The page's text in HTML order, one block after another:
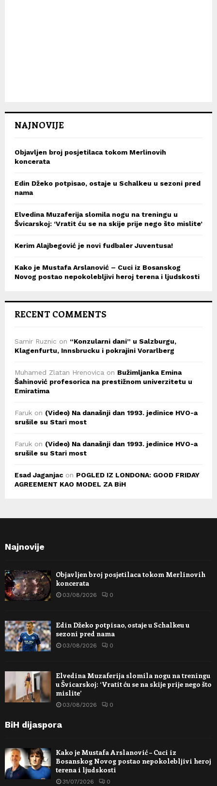
NAJNOVIJE
Objavljen broj posjetilaca tokom Merlinovih
koncerata
Edin Džeko potpisao, ostaje u Schalkeu u sezoni pred
nama
Elvedina Muzaferija slomila nogu na treningu u
Švicarskoj: ‘Vratit ću se na skije prije nego što mislite’
Kerim Alajbegović je novi fudbaler Juventusa!
Kako je Mustafa Arslanović – Cuci iz Bosanskog
Novog postao nepokolebljivi heroj terena i ljudskosti
RECENT COMMENTS
Samir Ruznic on “Konzularni dani” u Salzburgu,
Klagenfurtu, Innsbrucku i pokrajini Vorarlberg
Muhamed Zlatan Hrenovica on Bužimljanka Emina
Šahinović profesorica na prestižnom univerzitetu u
Emiratima
Faruk on (Video) Na današnji dan 1993. jedinice HVO-a
srušile su Stari most
Faruk on (Video) Na današnji dan 1993. jedinice HVO-a
srušile su Stari most
Esad Jaganjac on POGLED IZ LONDONA: GOOD FRIDAY
AGREEMENT KAO MODEL ZA BiH
Najnovije
Objavljen broj posjetilaca tokom Merlinovih
koncerata
03/08/2026 0
Edin Džeko potpisao, ostaje u Schalkeu u
sezoni pred nama
03/08/2026 0
Elvedina Muzaferija slomila nogu na treningu
u Švicarskoj: ‘Vratit ću se na skije prije nego što
mislite’
03/08/2026 0
BiH dijaspora
Kako je Mustafa Arslanović – Cuci iz
Bosanskog Novog postao nepokolebljivi heroj
terena i ljudskosti
31/07/2026 0